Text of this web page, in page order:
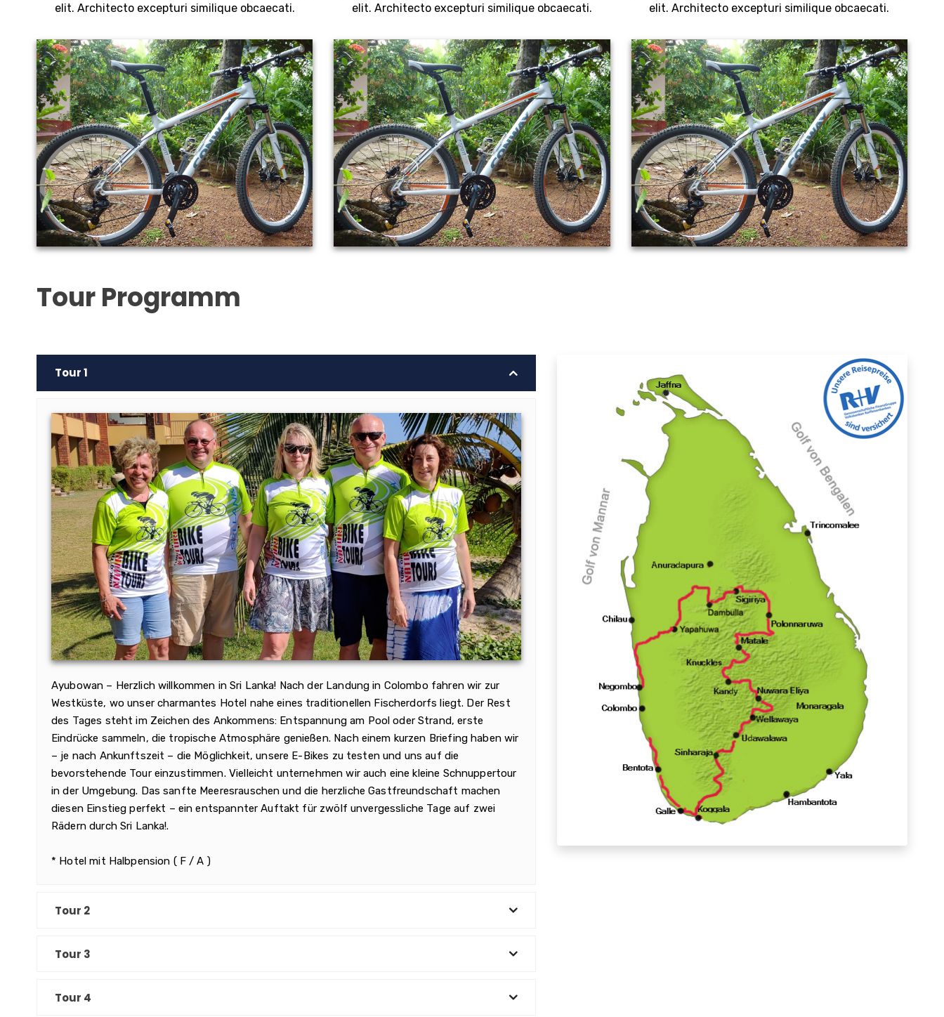
elit. Architecto excepturi similique obcaecati.
elit. Architecto excepturi similique obcaecati.
elit. Architecto excepturi similique obcaecati.
Tour Programm
Tour 1
Ayubowan – Herzlich willkommen in Sri Lanka! Nach der Landung in Colombo fahren wir zur
Westküste, wo unser charmantes Hotel nahe eines traditionellen Fischerdorfs liegt. Der Rest
des Tages steht im Zeichen des Ankommens: Entspannung am Pool oder Strand, erste
Eindrücke sammeln, die tropische Atmosphäre genießen. Nach einem kurzen Briefing haben wir
– je nach Ankunftszeit – die Möglichkeit, unsere E-Bikes zu testen und uns auf die
bevorstehende Tour einzustimmen. Vielleicht unternehmen wir auch eine kleine Schnuppertour
in der Umgebung. Das sanfte Meeresrauschen und die herzliche Gastfreundschaft machen
diesen Einstieg perfekt – ein entspannter Auftakt für zwölf unvergessliche Tage auf zwei
Rädern durch Sri Lanka!.
* Hotel mit Halbpension ( F / A )
Tour 2
Tour 3
Tour 4